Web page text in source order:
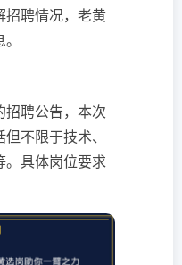
招聘情况，老黄
招聘公告，本次
不限于技术、
。具体岗位要求